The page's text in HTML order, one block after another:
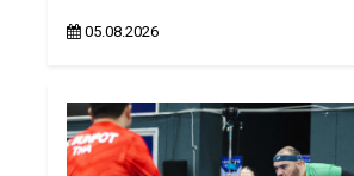
05.08.2026